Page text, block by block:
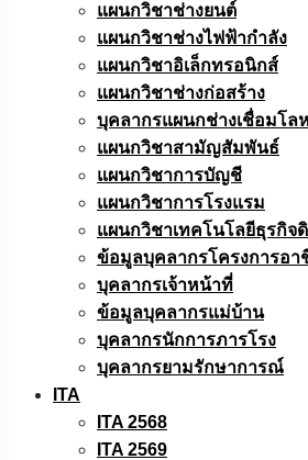
แผนกวิชาช่างยนต์
แผนกวิชาช่างไฟฟ้ากำลัง
แผนกวิชาอิเล็กทรอนิกส์
แผนกวิชาช่างก่อสร้าง
บุคลากรแผนกช่างเชื่อมโล
แผนกวิชาสามัญสัมพันธ์
แผนกวิชาการบัญชี
แผนกวิชาการโรงแรม
แผนกวิชาเทคโนโลยีธุรกิจ
ข้อมูลบุคลากรโครงการอา
บุคลากรเจ้าหน้าที่
ข้อมูลบุคลากรแม่บ้าน
บุคลากรนักการภารโรง
บุคลากรยามรักษาการณ์
ITA
ITA 2568
ITA 2569